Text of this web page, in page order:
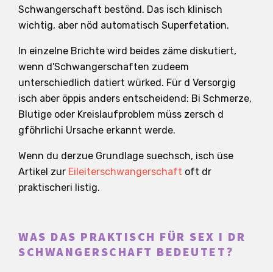
Schwangerschaft bestönd. Das isch klinisch
wichtig, aber nöd automatisch Superfetation.
In einzelne Brichte wird beides zäme diskutiert,
wenn d'Schwangerschaften zudeem
unterschiedlich datiert würked. Für d Versorgig
isch aber öppis anders entscheidend: Bi Schmerze,
Blutige oder Kreislaufproblem müss zersch d
gföhrlichi Ursache erkannt werde.
Wenn du derzue Grundlage suechsch, isch üse
Artikel zur Eileiterschwangerschaft oft dr
praktischeri Iistig.
WAS DAS PRAKTISCH FÜR SEX I DR
SCHWANGERSCHAFT BEDEUTET?